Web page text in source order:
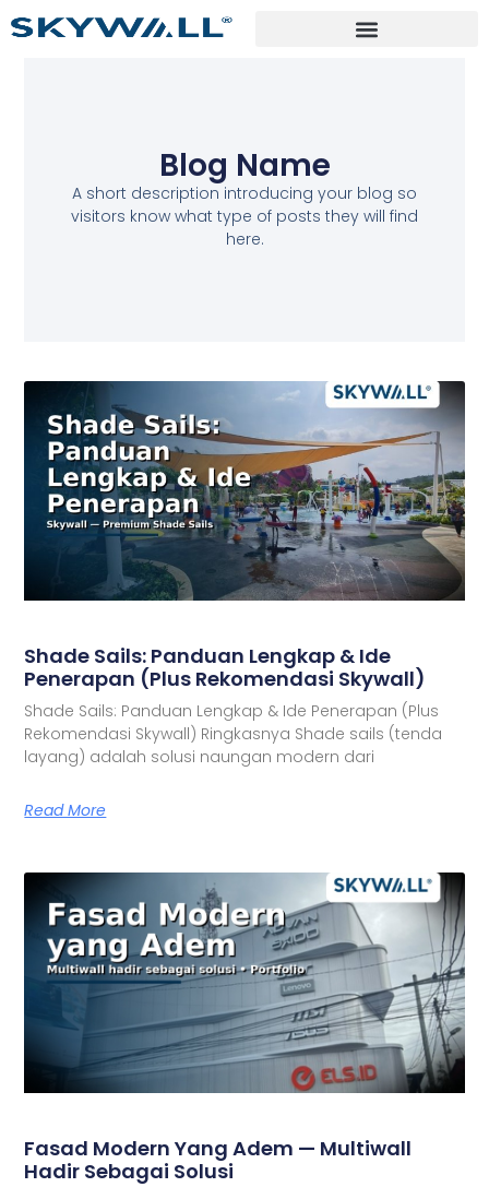
Blog Name
A short description introducing your blog so
visitors know what type of posts they will find
here.
Shade Sails: Panduan Lengkap & Ide
Penerapan (Plus Rekomendasi Skywall)
Shade Sails: Panduan Lengkap & Ide Penerapan (Plus
Rekomendasi Skywall) Ringkasnya Shade sails (tenda
layang) adalah solusi naungan modern dari
Read More
Fasad Modern Yang Adem — Multiwall
Hadir Sebagai Solusi